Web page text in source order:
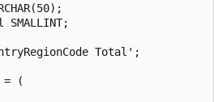
SMALLINT;
Total';
= (